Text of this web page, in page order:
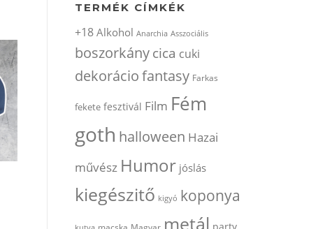
TERMÉK CÍMKÉK
+18 Alkohol Anarchia Asszociális
boszorkánycica cuki
dekoráciofantasy Farkas
fekete fesztivál Film Fém
goth halloween Hazai
művész Humor jóslás
kiegészitő kigyó koponya
metál